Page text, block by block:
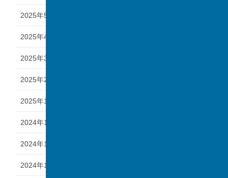
2025年5月
2025年4月
2025年3月
2025年2月
2025年1月
2024年12月
2024年11月
2024年10月